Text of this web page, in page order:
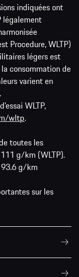
indiquées ont
légalement
Procedure, WLTP)
légers est
consommation de
varient en
WLTP,
wltp.
toutes les
g/km (WLTP).
93.6 g/km
sur les